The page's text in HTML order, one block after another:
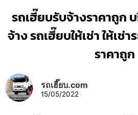
รถเฮี๊ยบรับจ้างราคาถูก
จ้าง รถเฮี๊ยบให้เช่า ให้เช่
ราคาถูก
รถเฮี๊ยบ.com
15/05/2022